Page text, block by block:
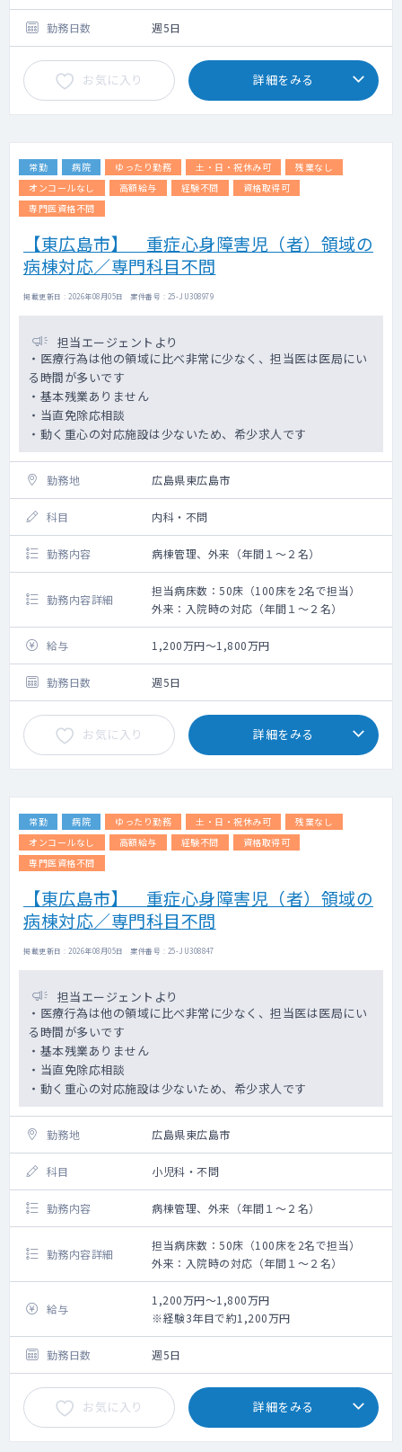
勤務日数 週5日
お気に入り 詳細をみる
常勤 病院 ゆったり勤務 土・日・祝休み可
残業なし
オンコールなし
高額給与 経験不問
資格取得可
専門医資格不問
【東広島市】 重症心身障害児（者）領域の
病棟対応／専門科目不問
掲載更新日 : 2026年08月05日 案件番号 : 25-JU308979
担当エージェントより
・医療行為は他の領域に比べ非常に少なく、担当医は医局にい
る時間が多いです
・基本残業ありません
・当直免除応相談
・動く重心の対応施設は少ないため、希少求人です
勤務地 広島県東広島市
科目 内科・不問
勤務内容 病棟管理、外来（年間１～２名）
勤務内容詳細
担当病床数：50床（100床を2名で担当）
外来：入院時の対応（年間１～２名）
給与 1,200万円～1,800万円
勤務日数 週5日
お気に入り 詳細をみる
常勤 病院 ゆったり勤務 土・日・祝休み可
残業なし
オンコールなし
高額給与 経験不問
資格取得可
専門医資格不問
【東広島市】 重症心身障害児（者）領域の
病棟対応／専門科目不問
掲載更新日 : 2026年08月05日 案件番号 : 25-JU308847
担当エージェントより
・医療行為は他の領域に比べ非常に少なく、担当医は医局にい
る時間が多いです
・基本残業ありません
・当直免除応相談
・動く重心の対応施設は少ないため、希少求人です
勤務地 広島県東広島市
科目 小児科・不問
勤務内容 病棟管理、外来（年間１～２名）
勤務内容詳細
担当病床数：50床（100床を2名で担当）
外来：入院時の対応（年間１～２名）
給与
1,200万円～1,800万円
※経験3年目で約1,200万円
勤務日数 週5日
お気に入り 詳細をみる